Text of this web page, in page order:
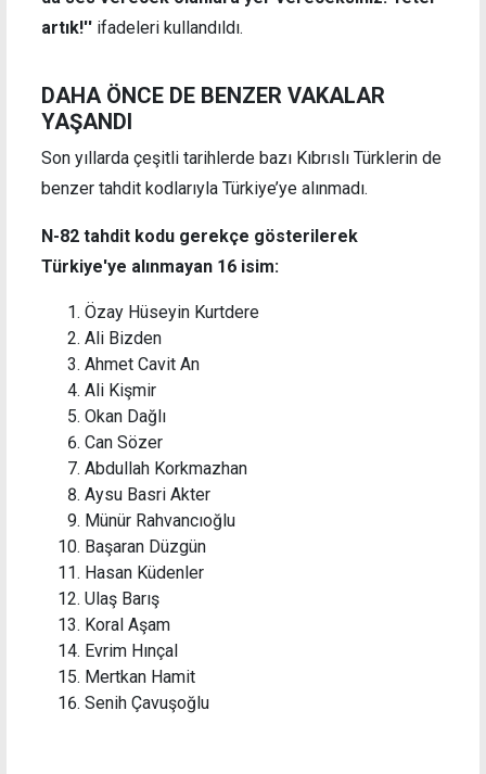
artık!'' ifadeleri kullandıldı.
DAHA ÖNCE DE BENZER VAKALAR
YAŞANDI
Son yıllarda çeşitli tarihlerde bazı Kıbrıslı Türklerin de
benzer tahdit kodlarıyla Türkiye’ye alınmadı.
N-82 tahdit kodu gerekçe gösterilerek
Türkiye'ye alınmayan 16 isim:
Özay Hüseyin Kurtdere
Ali Bizden
Ahmet Cavit An
Ali Kişmir
Okan Dağlı
Can Sözer
Abdullah Korkmazhan
Aysu Basri Akter
Münür Rahvancıoğlu
Başaran Düzgün
Hasan Küdenler
Ulaş Barış
Koral Aşam
Evrim Hınçal
Mertkan Hamit
Senih Çavuşoğlu